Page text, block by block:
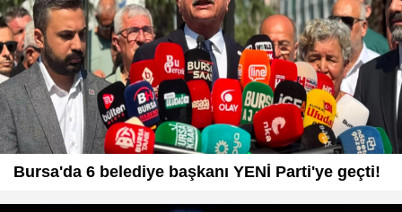
Bursa'da 6 belediye başkanı YENİ Parti'ye geçti!